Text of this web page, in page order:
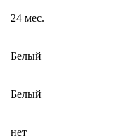
24 мес.
Белый
Белый
нет